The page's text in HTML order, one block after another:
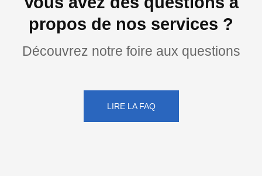
propos de nos services ?
Découvrez notre foire aux questions
LIRE LA FAQ